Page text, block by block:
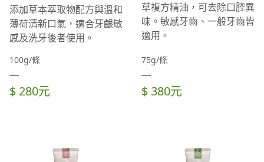
添加草本萃取物配方與溫和
薄荷清新口氣，適合牙齦敏
感及洗牙後者使用。
100g/條
$ 280元
草複方精油，可去除口腔異
味。敏感牙齒、一般牙齒皆
適用。
75g/條
$ 380元